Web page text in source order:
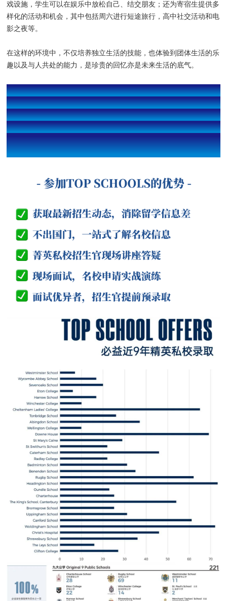
戏设施，学生可以在娱乐中放松自己、结交朋友；还为寄宿生提供多
样化的活动和机会，其中包括周六进行短途旅行，高中社交活动和电
影之夜等。
在这样的环境中，不仅培养独立生活的技能，也体验到团体生活的乐
趣以及与人共处的能力，是珍贵的回忆亦是未来生活的底气。
作为西南地区的“王者”，Canford School绝对值得关注。
想要更深入了解这所荣誉满满的英国私校吗？
9月BE TOP SCHOOLS英国菁英私校秋季招生峰会将为大家带来与
Canford School招生官直接面对面的机会！